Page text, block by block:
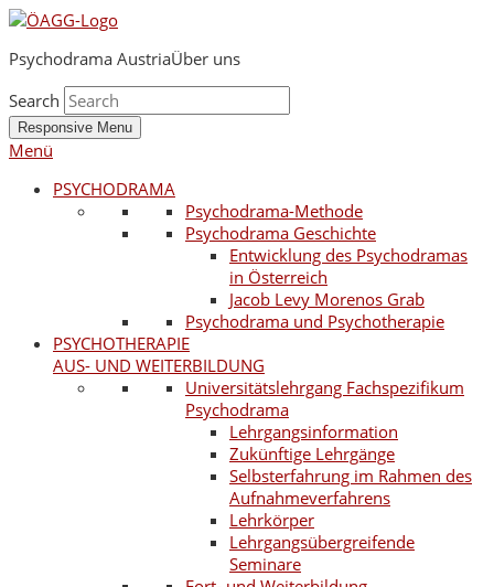
Psychodrama AustriaÜber uns
Search
Responsive Menu
Menü
PSYCHODRAMA
Psychodrama-Methode
Psychodrama Geschichte
Entwicklung des Psychodramas
in Österreich
Jacob Levy Morenos Grab
Psychodrama und Psychotherapie
PSYCHOTHERAPIE
AUS- UND WEITERBILDUNG
Universitätslehrgang Fachspezifikum
Psychodrama
Lehrgangsinformation
Zukünftige Lehrgänge
Selbsterfahrung im Rahmen des
Aufnahmeverfahrens
Lehrkörper
Lehrgangsübergreifende
Seminare